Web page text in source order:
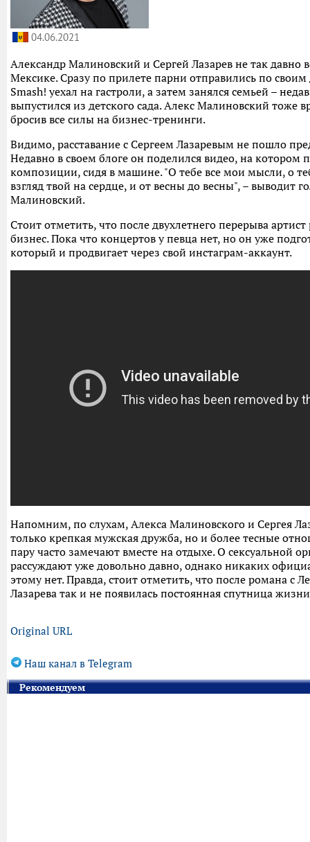
04.06.2021
Александр Малиновский и Сергей Лазарев не так давно
Мексике. Сразу по прилете парни отправились по
Smash! уехал на гастроли, а затем занялся семьей –
выпустился из детского сада. Алекс Малиновский тоже
бросив все силы на бизнес-тренинги.
Видимо, расставание с Сергеем Лазаревым не пошло
Недавно в своем блоге он поделился видео, на котором
композиции, сидя в машине. "О тебе все мои мысли, о
взгляд твой на сердце, и от весны до весны", – выводит
Малиновский.
Стоит отметить, что после двухлетнего перерыва
бизнес. Пока что концертов у певца нет, но он уже
который и продвигает через свой инстаграм-аккаунт.
Напомним, по слухам, Алекса Малиновского и Сергея
только крепкая мужская дружба, но и более тесные
пару часто замечают вместе на отдыхе. О сексуальной
рассуждают уже довольно давно, однако никаких
этому нет. Правда, стоит отметить, что после романа с
Лазарева так и не появилась постоянная спутница
Original URL
Наш канал в Telegram
Рекомендуем